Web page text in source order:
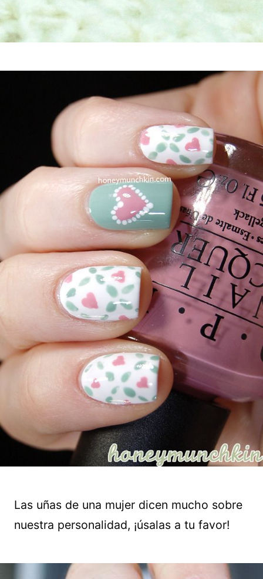
Las uñas de una mujer dicen mucho sobre
nuestra personalidad, ¡úsalas a tu favor!